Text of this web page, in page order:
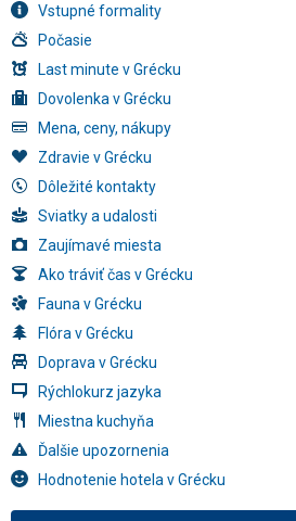
Vstupné formality
Počasie
Last minute v Grécku
Dovolenka v Grécku
Mena, ceny, nákupy
Zdravie v Grécku
Dôležité kontakty
Sviatky a udalosti
Zaujímavé miesta
Ako tráviť čas v Grécku
Fauna v Grécku
Flóra v Grécku
Doprava v Grécku
Rýchlokurz jazyka
Miestna kuchyňa
Ďalšie upozornenia
Hodnotenie hotela v Grécku